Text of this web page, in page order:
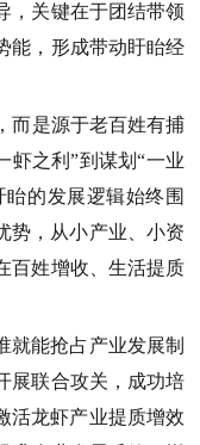
，关键在于团结带领
能，形成带动盱眙经
而是源于老百姓有捕
虾之利”到谋划“一业
的发展逻辑始终围
势，从小产业、小资
百姓增收、生活提质
就能抢占产业发展制
展联合攻关，成功培
活龙虾产业提质增效